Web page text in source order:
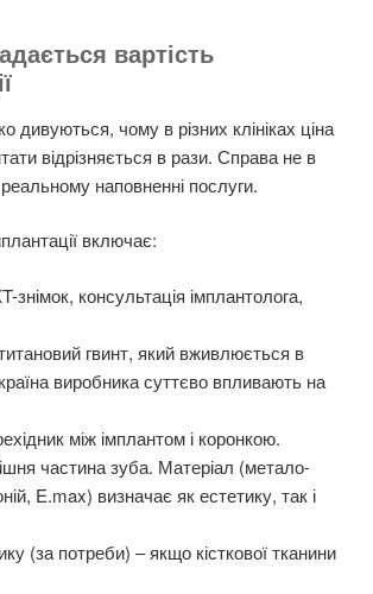
вартість
дивуються, чому в різних клініках ціна
відрізняється в рази. Справа не в
наповненні послуги.
включає:
знімок, консультація імплантолога,
гвинт, який вживлюється в
виробника суттєво впливають на
між імплантом і коронкою.
частина зуба. Матеріал (метало-
E.max) визначає як естетику, так і
(за потреби) – якщо кісткової тканини